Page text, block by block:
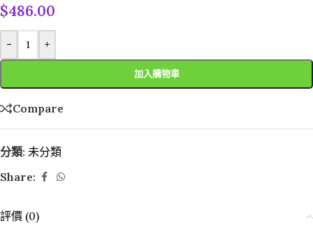
$486.00
- +
加入購物車
Compare
分類: 未分類
Share:
評價 (0)